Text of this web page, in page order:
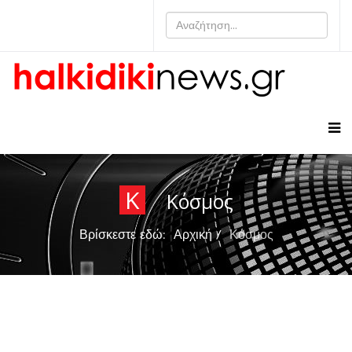
Κ Κόσμος
Βρίσκεστε εδώ:Αρχική Κόσμος